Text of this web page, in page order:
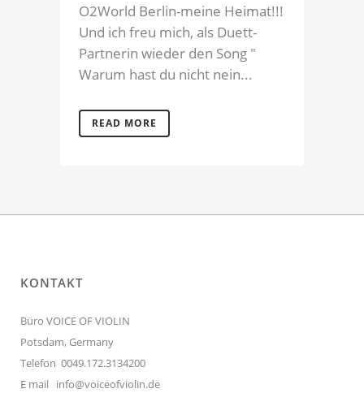
O2World Berlin-meine Heimat!!!
Und ich freu mich, als Duett-
Partnerin wieder den Song "
Warum hast du nicht nein...
READ MORE
KONTAKT
Büro VOICE OF VIOLIN
Potsdam, Germany
Telefon 0049.172.3134200
E mail info@voiceofviolin.de